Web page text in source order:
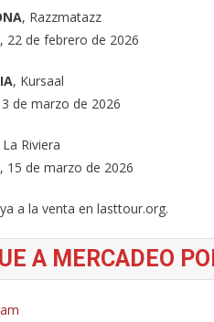
, Razzmatazz
22 de febrero de 2026
, Kursaal
de marzo de 2026
La Riviera
15 de marzo de 2026
a la venta en lasttour.org.
A MERCADEO